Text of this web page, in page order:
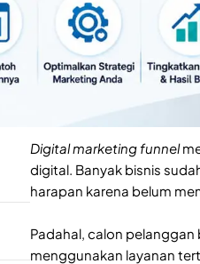
Digital marketing funnel
digital. Banyak bisnis
harapan karena belum
Padahal, calon
menggunakan layanan